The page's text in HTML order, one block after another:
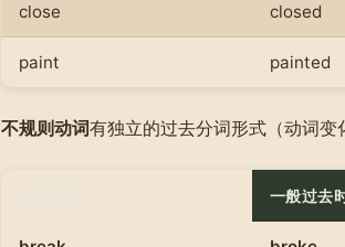
close closed
paint painted
不规则动词有独立的过去分词形式（动词变
一般过去